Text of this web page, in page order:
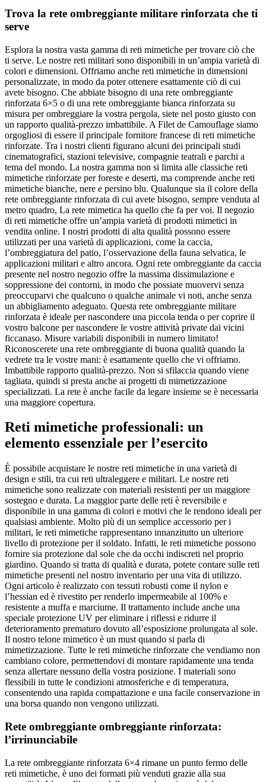
Trova la rete ombreggiante militare rinforzata che ti
serve
Esplora la nostra vasta gamma di reti mimetiche per trovare ciò che
ti serve. Le nostre reti militari sono disponibili in un’ampia varietà di
colori e dimensioni. Offriamo anche reti mimetiche in dimensioni
personalizzate, in modo da poter ottenere esattamente ciò di cui
avete bisogno. Che abbiate bisogno di una rete ombreggiante
rinforzata 6×5 o di una rete ombreggiante bianca rinforzata su
misura per ombreggiare la vostra pergola, siete nel posto giusto con
un rapporto qualità-prezzo imbattibile. A Filet de Camouflage siamo
orgogliosi di essere il principale fornitore francese di reti mimetiche
rinforzate. Tra i nostri clienti figurano alcuni dei principali studi
cinematografici, stazioni televisive, compagnie teatrali e parchi a
tema del mondo. La nostra gamma non si limita alle classiche reti
mimetiche rinforzate per foreste e deserti, ma comprende anche reti
mimetiche bianche, nere e persino blu. Qualunque sia il colore della
rete ombreggiante rinforzata di cui avete bisogno, sempre venduta al
metro quadro, La rete mimetica ha quello che fa per voi. Il negozio
di reti mimetiche offre un’ampia varietà di prodotti mimetici in
vendita online. I nostri prodotti di alta qualità possono essere
utilizzati per una varietà di applicazioni, come la caccia,
l’ombreggiatura del patio, l’osservazione della fauna selvatica, le
applicazioni militari e altro ancora. Ogni rete ombreggiante da caccia
presente nel nostro negozio offre la massima dissimulazione e
soppressione dei contorni, in modo che possiate muovervi senza
preoccuparvi che qualcuno o qualche animale vi noti, anche senza
un abbigliamento adeguato. Questa rete ombreggiante militare
rinforzata è ideale per nascondere una piccola tenda o per coprire il
vostro balcone per nascondere le vostre attività private dai vicini
ficcanaso. Misure variabili disponibili in numero limitato!
Riconoscerete una rete ombreggiante di buona qualità quando la
vedrete tra le vostre mani: è esattamente quello che vi offriamo.
Imbattibile rapporto qualità-prezzo. Non si sfilaccia quando viene
tagliata, quindi si presta anche ai progetti di mimetizzazione
specializzati. La rete è anche facile da legare insieme se è necessaria
una maggiore copertura.
Reti mimetiche professionali: un
elemento essenziale per l’esercito
È possibile acquistare le nostre reti mimetiche in una varietà di
design e stili, tra cui reti ultraleggere e militari. Le nostre reti
mimetiche sono realizzate con materiali resistenti per un maggiore
sostegno e durata. La maggior parte delle reti è reversibile e
disponibile in una gamma di colori e motivi che le rendono ideali per
qualsiasi ambiente. Molto più di un semplice accessorio per i
militari, le reti mimetiche rappresentano innanzitutto un ulteriore
livello di protezione per il soldato. Infatti, le reti mimetiche possono
fornire sia protezione dal sole che da occhi indiscreti nel proprio
giardino. Quando si tratta di qualità e durata, potete contare sulle reti
mimetiche presenti nel nostro inventario per una vita di utilizzo.
Ogni articolo è realizzato con tessuti robusti come il nylon e
l’hessian ed è rivestito per renderlo impermeabile al 100% e
resistente a muffa e marciume. Il trattamento include anche una
speciale protezione UV per eliminare i riflessi e ridurre il
deterioramento prematuro dovuto all’esposizione prolungata al sole.
Il nostro telone mimetico è un must quando si parla di
mimetizzazione. Tutte le reti mimetiche rinforzate che vendiamo non
cambiano colore, permettendovi di montare rapidamente una tenda
senza allertare nessuno della vostra posizione. I materiali sono
flessibili in tutte le condizioni atmosferiche e di temperatura,
consentendo una rapida compattazione e una facile conservazione in
una borsa quando non vengono utilizzati.
Rete ombreggiante ombreggiante rinforzata:
l’irrinunciabile
La rete ombreggiante rinforzata 6×4 rimane un punto fermo delle
reti mimetiche, è uno dei formati più venduti grazie alla sua